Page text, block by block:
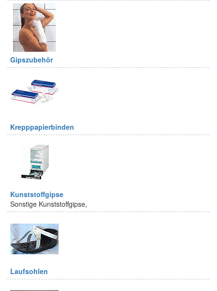
Gipszubehör
Krepppapierbinden
Kunststoffgipse
Sonstige Kunststoffgipse,
Laufsohlen